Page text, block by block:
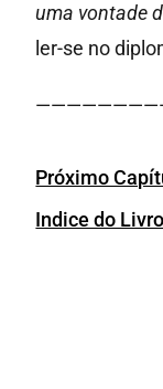
uma vontade
ler-se no
Próximo
Indice do